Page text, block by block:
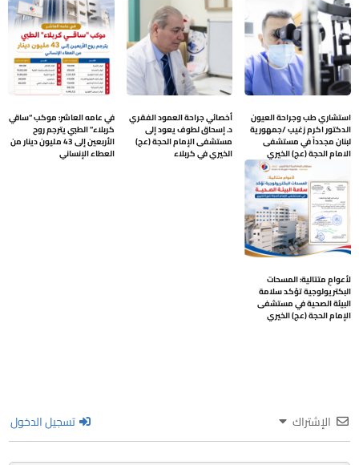
استشاري طب وجراحة العيون
الدكتور اكرم زغيب /جمهورية
لبنان مجدداً في مستشفى
الامام الحجة (عج) الخيري
أخصائي جراحة العمود الفقري
د. إسحاق لطوف يعود إلى
مستشفى الإمام الحجة (عج)
الخيري في كربلاء
في عامه العاشر: موكب “ساقي
كربلاء” الطبي يترجم روح
الأربعين إلى 43 مليون دينار من
العطاء الإنساني
لأعوامٍ متتالية: المسحات
البكتريولوجية تؤكد سلامة
البيئة الصحية في مستشفى
الإمام الحجة (عج) الخيري
الإشتراك تسجيل الدخول